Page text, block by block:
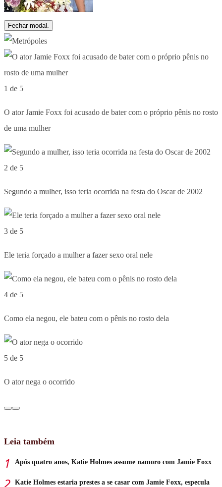
Fechar modal.
1 de 5
O ator Jamie Foxx foi acusado de bater com o próprio pênis no rosto
de uma mulher
2 de 5
Segundo a mulher, isso teria ocorrida na festa do Oscar de 2002
3 de 5
Ele teria forçado a mulher a fazer sexo oral nele
4 de 5
Como ela negou, ele bateu com o pênis no rosto dela
5 de 5
O ator nega o ocorrido
Leia também
Após quatro anos, Katie Holmes assume namoro com Jamie Foxx
Katie Holmes estaria prestes a se casar com Jamie Foxx, especula